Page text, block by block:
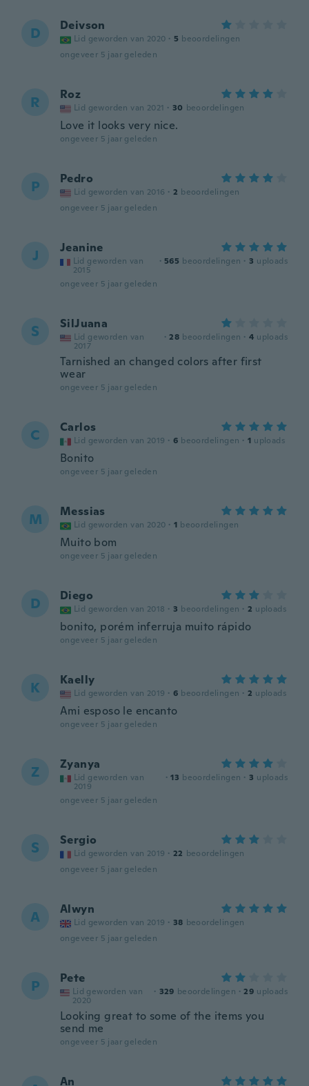
D Deivson
Lid geworden van 2020 · 5 beoordelingen
ongeveer 5 jaar geleden
R Roz
Lid geworden van 2021 · 30 beoordelingen
Love it looks very nice.
ongeveer 5 jaar geleden
P Pedro
Lid geworden van 2016 · 2 beoordelingen
ongeveer 5 jaar geleden
J Jeanine
Lid geworden van
2015
· 565 beoordelingen · 3 uploads
ongeveer 5 jaar geleden
S SilJuana
Lid geworden van
2017
· 28 beoordelingen · 4 uploads
Tarnished an changed colors after first
wear
ongeveer 5 jaar geleden
C Carlos
Lid geworden van 2019 · 6 beoordelingen · 1 uploads
Bonito
ongeveer 5 jaar geleden
M Messias
Lid geworden van 2020 · 1 beoordelingen
Muito bom
ongeveer 5 jaar geleden
D Diego
Lid geworden van 2018 · 3 beoordelingen · 2 uploads
bonito, porém inferruja muito rápido
ongeveer 5 jaar geleden
K Kaelly
Lid geworden van 2019 · 6 beoordelingen · 2 uploads
Ami esposo le encanto
ongeveer 5 jaar geleden
Z Zyanya
Lid geworden van
2019
· 13 beoordelingen · 3 uploads
ongeveer 5 jaar geleden
S Sergio
Lid geworden van 2019 · 22 beoordelingen
ongeveer 5 jaar geleden
A Alwyn
Lid geworden van 2019 · 38 beoordelingen
ongeveer 5 jaar geleden
P Pete
Lid geworden van
2020
· 329 beoordelingen · 29 uploads
Looking great to some of the items you
send me
ongeveer 5 jaar geleden
An